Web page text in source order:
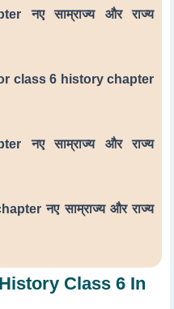
नए साम्राज्य और राज्य
class 6 history chapter
नए साम्राज्य और राज्य
नए साम्राज्य और राज्य
History Class 6 In